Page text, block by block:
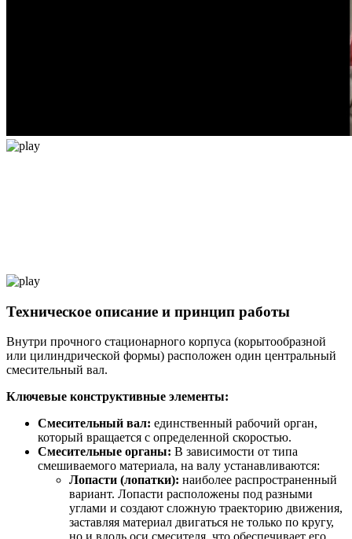
Техническое описание и принцип работы
Внутри прочного стационарного корпуса (корытообразной
или цилиндрической формы) расположен один центральный
смесительный вал.
Ключевые конструктивные элементы:
Смесительный вал: единственный рабочий орган,
который вращается с определенной скоростью.
Смесительные органы: В зависимости от типа
смешиваемого материала, на валу устанавливаются:
Лопасти (лопатки): наиболее распространенный
вариант. Лопасти расположены под разными
углами и создают сложную траекторию движения,
заставляя материал двигаться не только по кругу,